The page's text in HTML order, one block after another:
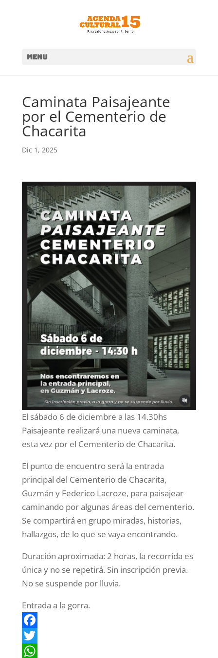
MENU
Caminata Paisajeante
por el Cementerio de
Chacarita
Dic 1, 2025
El sábado 6 de diciembre a las 14.30hs
Paisajeante realizará una nueva caminata,
esta vez por el Cementerio de Chacarita.
El punto de encuentro será la entrada
principal del Cementerio de Chacarita,
Guzmán y Federico Lacroze, para paisajear
caminando por algunas áreas del cementerio.
Se compartirá en grupo miradas, historias,
hallazgos, de lo que se vaya encontrando.
Duración aproximada: 2 horas, la recorrida es
única y no se repetirá. Sin inscripción previa.
No se suspende por lluvia.
Entrada a la gorra.
F
aT